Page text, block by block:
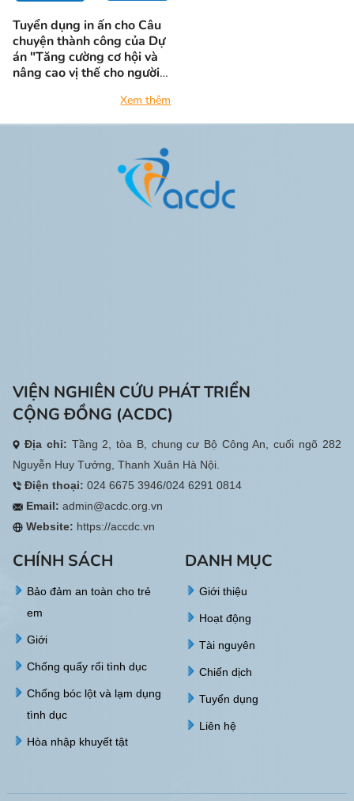
Tuyển dụng in ấn cho Câu
chuyện thành công của Dự
án "Tăng cường cơ hội và
nâng cao vị thế cho người
Xem thêm
VIỆN NGHIÊN CỨU PHÁT TRIỂN
CỘNG ĐỒNG (ACDC)
Địa chỉ: Tầng 2, tòa B, chung cư Bộ Công An, cuối ngõ 282
Nguyễn Huy Tưởng, Thanh Xuân Hà Nội.
Điện thoại: 024 6675 3946/024 6291 0814
Email: admin@acdc.org.vn
Website: https://accdc.vn
CHÍNH SÁCH
Bảo đảm an toàn cho trẻ
em
Giới
Chống quấy rối tình dục
Chống bóc lột và lạm dụng
tình dục
Hòa nhập khuyết tật
DANH MỤC
Giới thiệu
Hoạt động
Tài nguyên
Chiến dịch
Tuyển dụng
Liên hệ